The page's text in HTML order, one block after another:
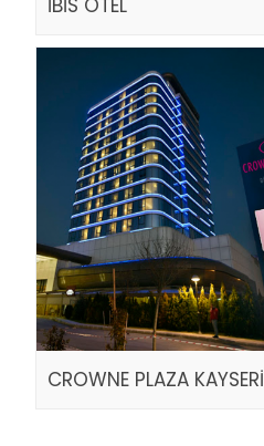
CROWNE PLAZA KAYSERİ